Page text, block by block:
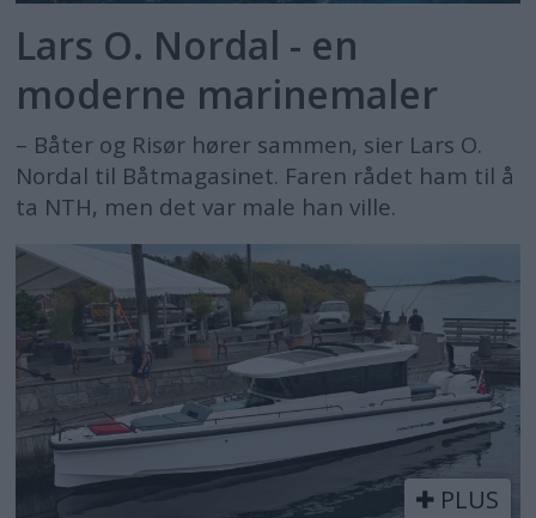
Lars O. Nordal - en
moderne marinemaler
– Båter og Risør hører sammen, sier Lars O.
Nordal til Båtmagasinet. Faren rådet ham til å
ta NTH, men det var male han ville.
PLUS